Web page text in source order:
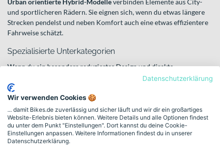
Urban orientierte Hybrid-Modelleverbinden Elemente aus City-
und sportlicheren Rädern. Sie eignen sich, wenn du etwas längere
Strecken pendelst und neben Komfort auch eine etwas effizientere
Fahrweise schätzt.
Spezialisierte Unterkategorien
Wenn du ein besonders reduziertes Design und direkte
Fahreigenschaften suchst, findest du in der KategorieUrbanbikes
moderne, puristische Varianten für den Stadtverkehr. Sie setzen auf
klare Linien, agiles Handling und eignen sich hervorragend für
kurze bis mittlere Distanzen im urbanen Umfeld.
Für maximalen Komfort und eine sehr entspannte Sitzposition
stehen klassischeHollandräder. Sie sind auf gemütliches, aufrechtes
Fahren ausgelegt und bieten dir ein stabiles, gutmütiges Fahrgefühl
Datenschutzerklärung
Wir verwenden Cookies 🍪
... damit Bikes.de zuverlässig und sicher läuft und wir dir ein großartiges
Website-Erlebnis bieten können. Weitere Details und alle Optionen findest
du unter dem Punkt "Einstellungen". Dort kannst du deine Cookie-
Einstellungen anpassen. Weitere Informationen findest du in unserer
Datenschutzerklärung.